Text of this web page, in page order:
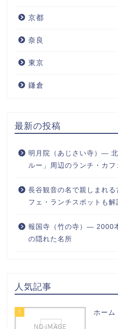
京都
奈良
東京
鎌倉
最新の投稿
明月院（あじさい寺）―
ルー」周辺のランチ・カ
長谷観音の名で親しまれ
フェ・ランチスポットも解
報国寺（竹の寺）― 2000
の隠れた名所
人気記事
1 ホーム